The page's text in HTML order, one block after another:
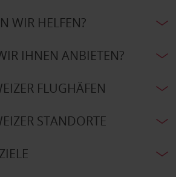
WIR HELFEN?
IHNEN ANBIETEN?
FLUGHÄFEN
STANDORTE